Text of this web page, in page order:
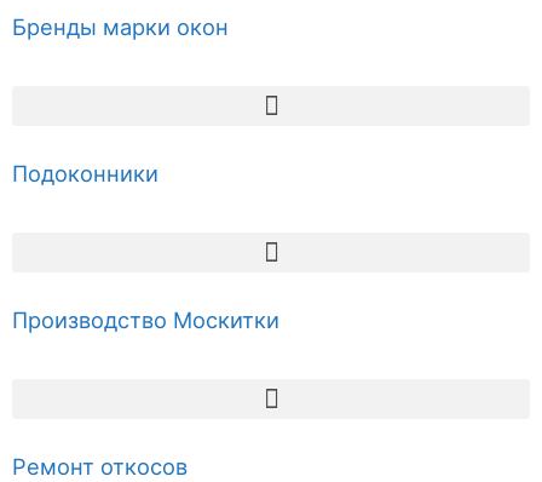
Бренды марки окон
Подоконники
Производство Москитки
Ремонт откосов